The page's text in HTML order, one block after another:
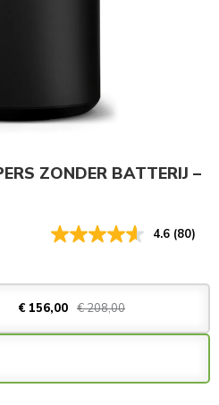
ZONDER BATTERIJ –
4.6 (80)
€ 156,00 € 208,00